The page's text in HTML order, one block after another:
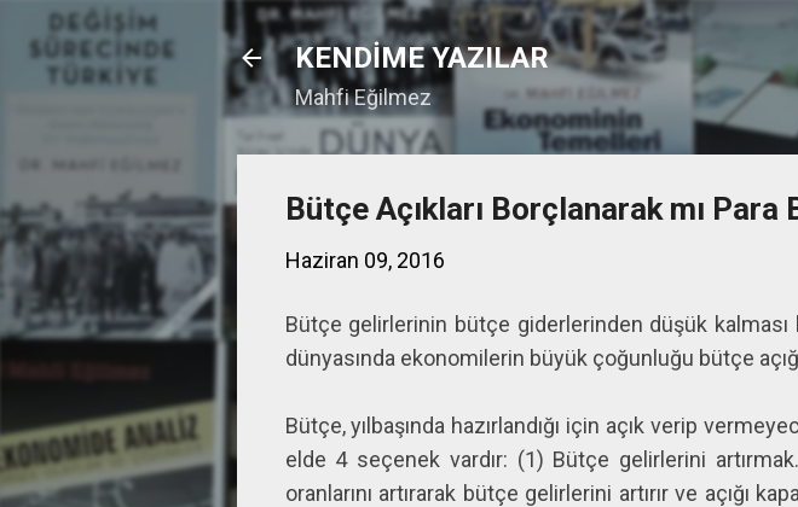
Ana
KENDİME YAZILAR
Mahfi Eğilmez
Bütçe Açıkları Borçlanarak mı
Haziran 09, 2016
Bütçe gelirlerinin bütçe giderlerinden düşük
dünyasında ekonomilerin büyük çoğunluğu bütçe
Bütçe, yılbaşında hazırlandığı için açık verip
elde 4 seçenek vardır: (1) Bütçe gelirlerini
oranlarını artırarak bütçe gelirlerini artırır ve açığı